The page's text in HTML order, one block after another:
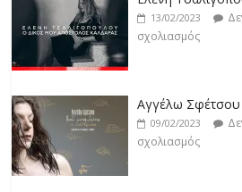
σχολιασμός
09/02/2023
σχολιασμός